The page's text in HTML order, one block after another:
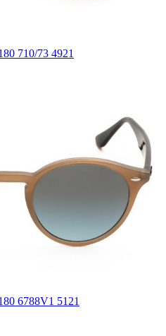
710/73 4921
6788V1 5121